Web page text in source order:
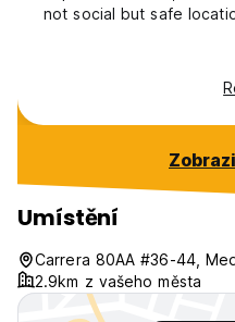
not social but safe
Umístění
Carrera 80AA #36-44,
2.9km z vašeho města